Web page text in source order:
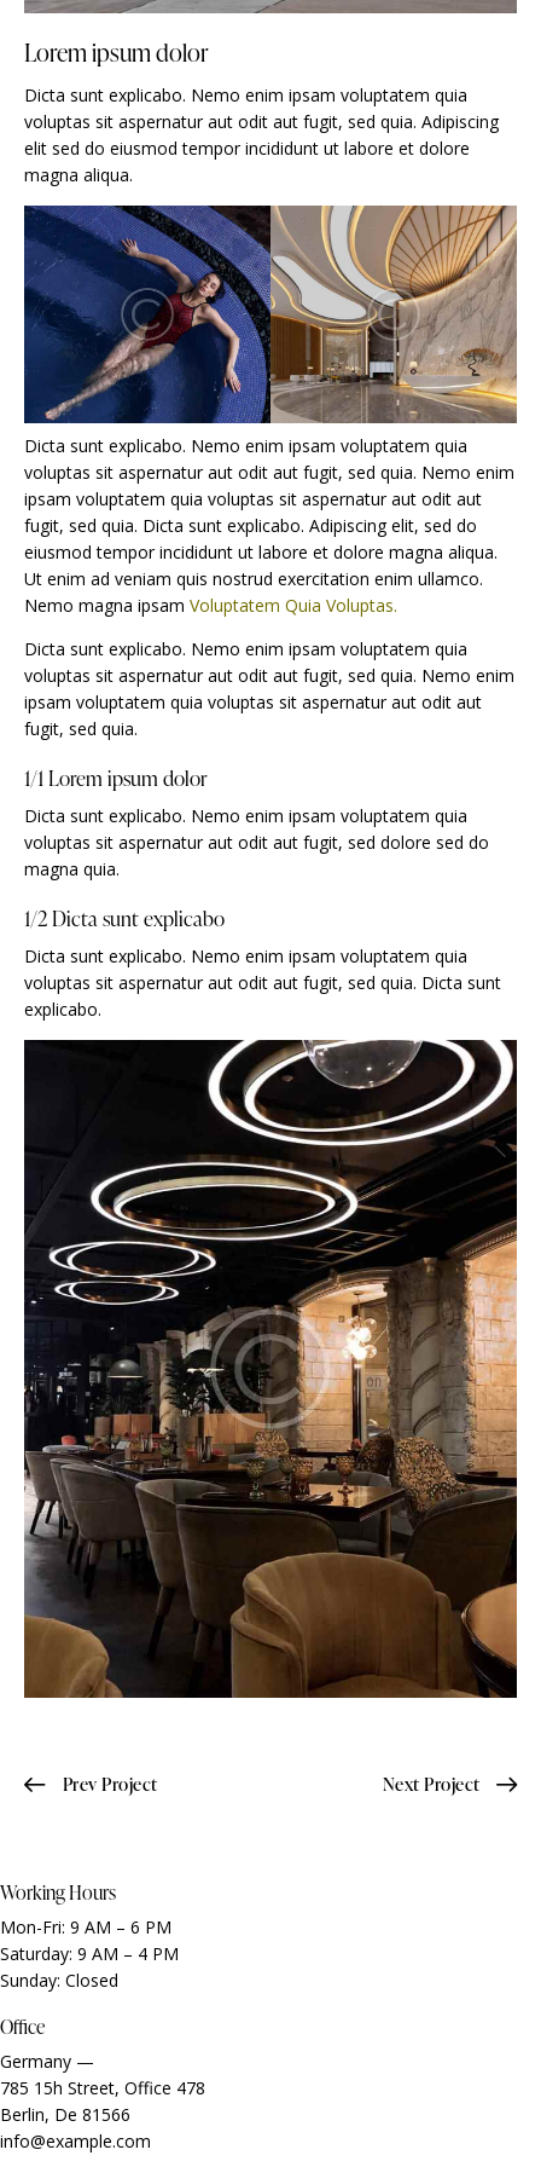
Lorem ipsum dolor
Dicta sunt explicabo. Nemo enim ipsam voluptatem quia
voluptas sit aspernatur aut odit aut fugit, sed quia. Adipiscing
elit sed do eiusmod tempor incididunt ut labore et dolore
magna aliqua.
Dicta sunt explicabo. Nemo enim ipsam voluptatem quia
voluptas sit aspernatur aut odit aut fugit, sed quia. Nemo enim
ipsam voluptatem quia voluptas sit aspernatur aut odit aut
fugit, sed quia. Dicta sunt explicabo. Adipiscing elit, sed do
eiusmod tempor incididunt ut labore et dolore magna aliqua.
Ut enim ad veniam quis nostrud exercitation enim ullamco.
Nemo magna ipsam Voluptatem Quia Voluptas.
Dicta sunt explicabo. Nemo enim ipsam voluptatem quia
voluptas sit aspernatur aut odit aut fugit, sed quia. Nemo enim
ipsam voluptatem quia voluptas sit aspernatur aut odit aut
fugit, sed quia.
1/1 Lorem ipsum dolor
Dicta sunt explicabo. Nemo enim ipsam voluptatem quia
voluptas sit aspernatur aut odit aut fugit, sed dolore sed do
magna quia.
1/2 Dicta sunt explicabo
Dicta sunt explicabo. Nemo enim ipsam voluptatem quia
voluptas sit aspernatur aut odit aut fugit, sed quia. Dicta sunt
explicabo.
PostPrev Project Next Project
Working Hours
Mon-Fri: 9 AM – 6 PM
Saturday: 9 AM – 4 PM
Sunday: Closed
Office
Germany —
785 15h Street, Office 478
Berlin, De 81566
info@example.com